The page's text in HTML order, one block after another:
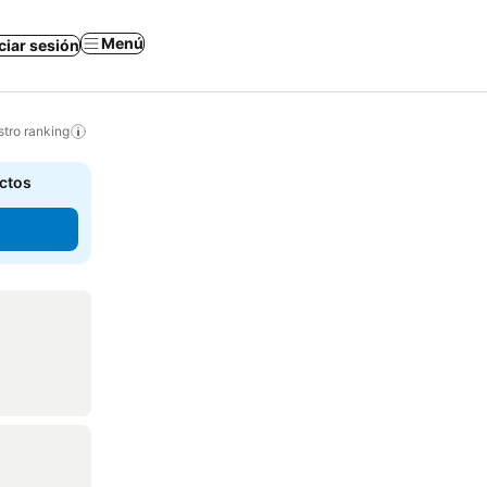
sesión Menú
ranking